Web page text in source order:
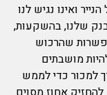
ואינו נגיש לנו
שלנו, בהשקעות,
שהרכוש
מושבתים
למכור כדי לממש